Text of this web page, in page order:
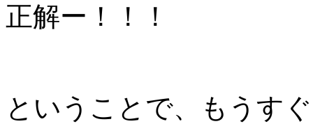
正解ー！！！
ということで、もうす